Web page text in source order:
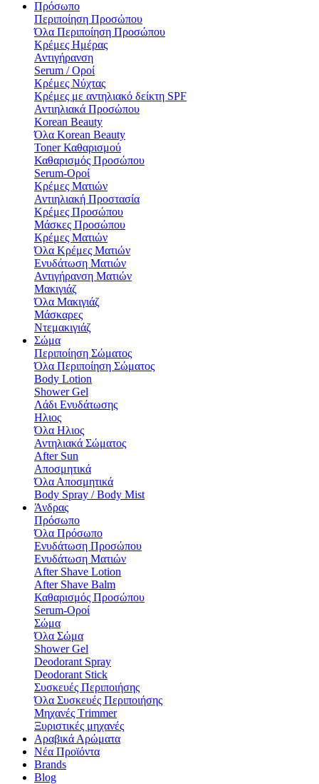
Πρόσωπο
Περιποίηση Προσώπου
Όλα Περιποίηση Προσώπου
Κρέμες Ημέρας
Αντιγήρανση
Serum / Οροί
Κρέμες Νύχτας
Κρέμες με αντηλιακό δείκτη SPF
Αντιηλιακά Προσώπου
Korean Beauty
Όλα Korean Beauty
Toner Καθαρισμού
Καθαρισμός Προσώπου
Serum-Οροί
Κρέμες Ματιών
Αντιηλιακή Προστασία
Κρέμες Προσώπου
Μάσκες Προσώπου
Κρέμες Ματιών
Όλα Κρέμες Ματιών
Ενυδάτωση Mατιών
Αντιγήρανση Ματιών
Μακιγιάζ
Όλα Μακιγιάζ
Μάσκαρες
Ντεμακιγιάζ
Σώμα
Περιποίηση Σώματος
Όλα Περιποίηση Σώματος
Body Lotion
Shower Gel
Λάδι Ενυδάτωσης
Hλιος
Όλα Hλιος
Αντηλιακά Σώματος
After Sun
Αποσμητικά
Όλα Αποσμητικά
Body Spray / Body Mist
Άνδρας
Πρόσωπο
Όλα Πρόσωπο
Ενυδάτωση Προσώπου
Ενυδάτωση Ματιών
After Shave Lotion
After Shave Balm
Καθαρισμός Προσώπου
Serum-Οροί
Σώμα
Όλα Σώμα
Shower Gel
Deodorant Spray
Deodorant Stick
Συσκευές Περιποιήσης
Όλα Συσκευές Περιποιήσης
Μηχανές Τrimmer
Ξυριστικές μηχανές
Αραβικά Αρώματα
Νέα Προϊόντα
Brands
Blog